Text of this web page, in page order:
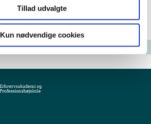
Tillad udvalgte
Kun nødvendige cookies